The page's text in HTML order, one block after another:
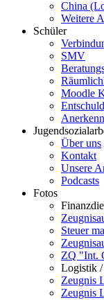
China
Weitere
Schüler
SMV
Moodle
Über uns
Kontakt
Unsere
Podcasts
Fotos
Steuer
ZQ "Int.
Logistik
Zeugnis
Zeugnis